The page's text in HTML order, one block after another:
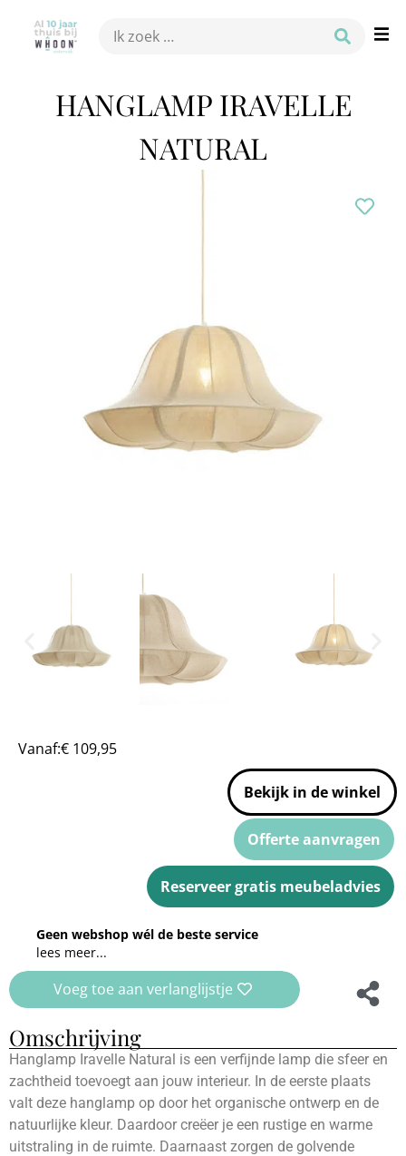
HANGLAMP IRAVELLE
NATURAL
Vanaf:€ 109,95
Bekijk in de winkel
Offerte aanvragen
Reserveer gratis meubeladvies
Geen webshop wél de beste service
lees meer...
Voeg toe aan verlanglijstje
Omschrijving
Hanglamp Iravelle Natural is een verfijnde lamp die sfeer en
zachtheid toevoegt aan jouw interieur. In de eerste plaats
valt deze hanglamp op door het organische ontwerp en de
natuurlijke kleur. Daardoor creëer je een rustige en warme
uitstraling in de ruimte. Daarnaast zorgen de golvende